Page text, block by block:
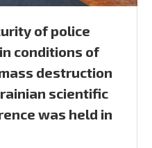
of police
conditions of
destruction
scientific
was held in